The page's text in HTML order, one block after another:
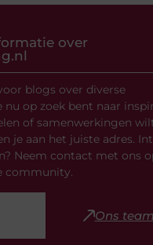
over
blogs over diverse
nu op zoek bent naar
of samenwerkingen
je aan het juiste adres.
Neem contact met ons
community.
Ons team